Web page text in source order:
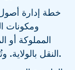
خطة إدارة أصول
ومكونات
المملوكة أو
النقل بالولاية. وتُحدِّث الهيئة خطة إدارة الأصول سنويًا.